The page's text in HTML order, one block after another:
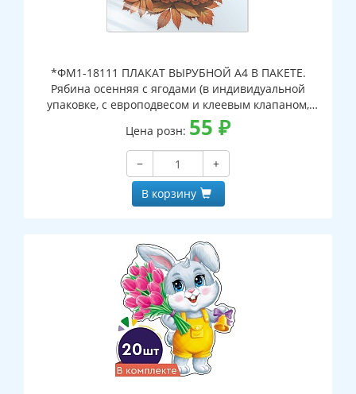
*ФМ1-18111 ПЛАКАТ ВЫРУБНОЙ А4 В ПАКЕТЕ.
Рябина осенняя с ягодами (в индивидуальной
упаковке, с европодвесом и клеевым клапаном,
двухсторонний, ВД-лак)
Цена розн: 55 ₽
−
+
В корзину